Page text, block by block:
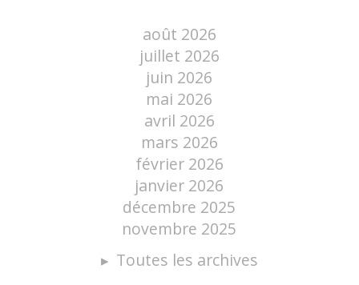
août 2026
juillet 2026
juin 2026
mai 2026
avril 2026
mars 2026
février 2026
janvier 2026
décembre 2025
novembre 2025
Toutes les archives